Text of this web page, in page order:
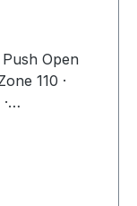
Open
110 ·